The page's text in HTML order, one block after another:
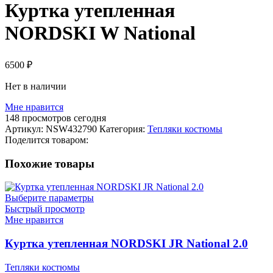
Куртка утепленная
NORDSKI W National
6500 ₽
Нет в наличии
Мне нравится
148 просмотров сегодня
Артикул: NSW432790 Категория: Тепляки костюмы
Поделится товаром:
Похожие товары
Выберите параметры
Быстрый просмотр
Мне нравится
Куртка утепленная NORDSKI JR National 2.0
Тепляки костюмы